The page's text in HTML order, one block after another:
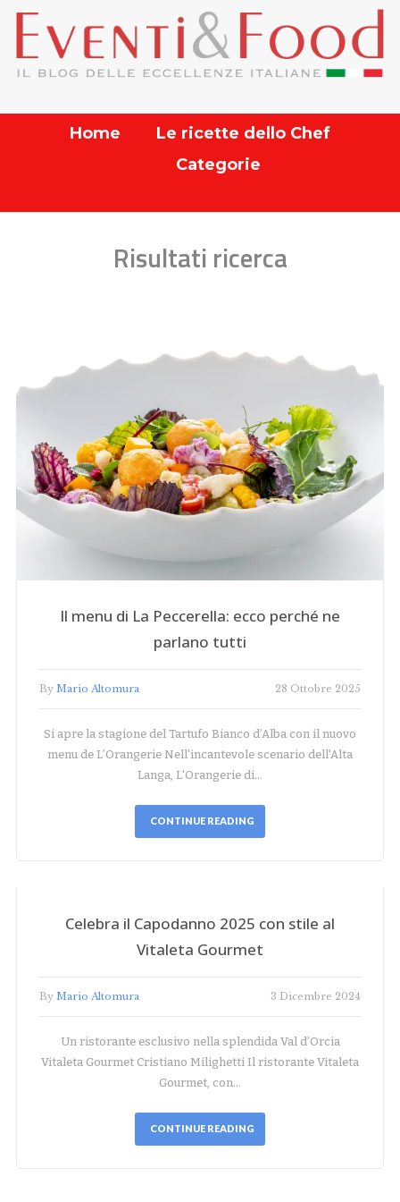
Home
Le ricette dello Chef
Categorie
Risultati ricerca
Il menu di La Peccerella: ecco perché ne
parlano tutti
By Mario Altomura 28 Ottobre 2025
Si apre la stagione del Tartufo Bianco d’Alba con il nuovo
menu de L’Orangerie Nell'incantevole scenario dell'Alta
Langa, L'Orangerie di…
CONTINUE READING
Celebra il Capodanno 2025 con stile al
Vitaleta Gourmet
By Mario Altomura 3 Dicembre 2024
Un ristorante esclusivo nella splendida Val d’Orcia
Vitaleta Gourmet Cristiano Milighetti Il ristorante Vitaleta
Gourmet, con…
CONTINUE READING